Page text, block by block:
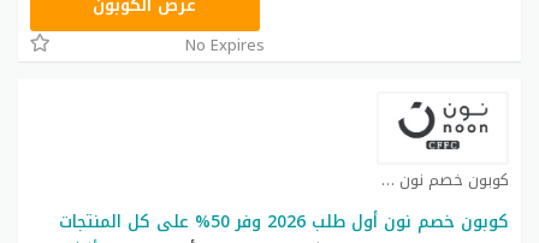
No Expires
كوبون خصم نون كوبون
كوبون خصم نون أول طلب 2026 وفر 50% على كل المنتجات